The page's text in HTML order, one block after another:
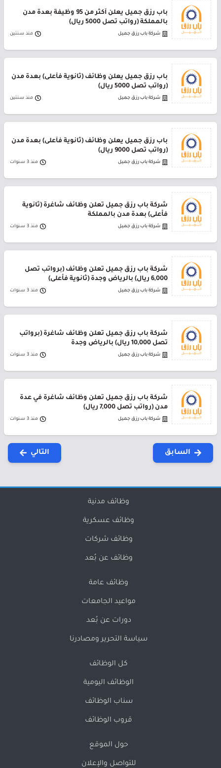
باب رزق جميل يعلن أكثر من 95 وظيفة بعدة مدن
بالمملكة (رواتب تصل 5000 ريال)
شركة باب رزق جميل منذ سنتين
باب رزق جميل يعلن وظائف (ثانوية فأعلى) بعدة مدن
(رواتب تصل 5000 ريال)
شركة باب رزق جميل منذ سنتين
باب رزق جميل يعلن وظائف (ثانوية فأعلى) بعدة مدن
(رواتب تصل 9000 ريال)
شركة باب رزق جميل منذ 3 سنوات
شركة باب رزق جميل تعلن وظائف شاغرة (ثانوية
فأعلى) بعدة مدن بالمملكة
شركة باب رزق جميل منذ 3 سنوات
شركة باب رزق جميل تعلن وظائف (برواتب تصل
6,000 ريال) بالرياض وجدة (ثانوية فأعلى)
شركة باب رزق جميل منذ 3 سنوات
شركة باب رزق جميل تعلن وظائف شاغرة (برواتب
تصل 10,000 ريال) بالرياض وجدة
شركة باب رزق جميل منذ 3 سنوات
شركة باب رزق جميل تعلن وظائف شاغرة في عدة
مدن (رواتب تصل 7,000 ريال)
شركة باب رزق جميل منذ 3 سنوات
السابق التالي
وظائف مدنية
وظائف عسكرية
وظائف شركات
وظائف عن بُعد
وظائف عامة
مواعيد الجامعات
دورات عن بُعد
سياسة التحرير ومصادرنا
كل الوظائف
الوظائف اليومية
سناب الوظائف
قروب الوظائف
حول الموقع
للتواصل والإعلان